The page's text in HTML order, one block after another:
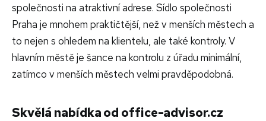
společnosti na atraktivní adrese. Sídlo společnosti
Praha je mnohem praktičtější, než v menších městech a
to nejen s ohledem na klientelu, ale také kontroly. V
hlavním městě je šance na kontrolu z úřadu minimální,
zatímco v menších městech velmi pravděpodobná.
Skvělá nabídka od office-advisor.cz